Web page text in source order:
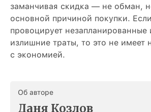
заманчивая скидка — не обман,
основной причиной покупки.
провоцирует незапланированные
излишние траты, то это не имеет
с экономией.
Об авторе
Даня Козлов